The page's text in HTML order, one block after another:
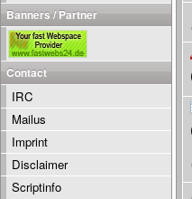
Banners / Partner
Contact
IRC
Mailus
Imprint
Disclaimer
Scriptinfo